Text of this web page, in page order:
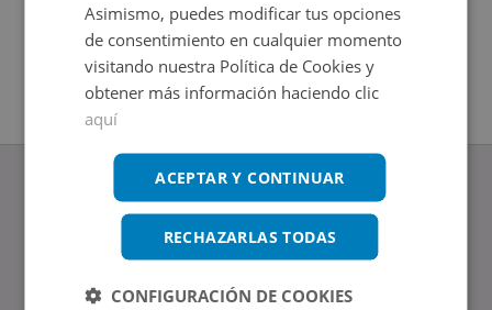
www.altamirainmuebles.com
Edificio Skylight
Avenida de Manoteras 14-16, 28050, Madrid
Asimismo, puedes modificar tus opciones
de consentimiento en cualquier momento
visitando nuestra Política de Cookies y
obtener más información haciendo clic
aquí
ACEPTAR Y CONTINUAR
RECHAZARLAS TODAS
CONFIGURACIÓN DE COOKIES